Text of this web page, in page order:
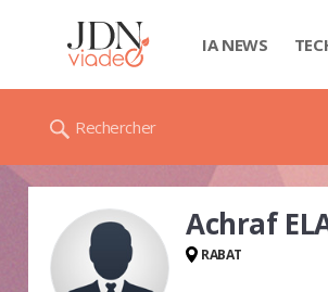
IA NEWS
Rechercher
Achraf
RABAT